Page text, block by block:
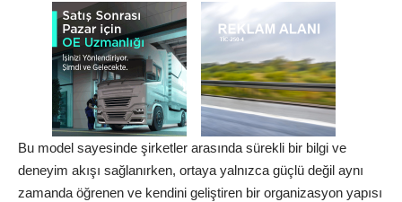
Bu model sayesinde şirketler arasında sürekli bir bilgi ve
deneyim akışı sağlanırken, ortaya yalnızca güçlü değil aynı
zamanda öğrenen ve kendini geliştiren bir organizasyon yapısı